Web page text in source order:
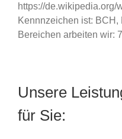
https://de.wikipedia.org/
Kennnzeichen ist: BCH,
Bereichen arbeiten wir:
Unsere
für Sie: